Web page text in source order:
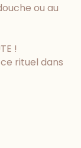
ou au
!
rituel dans